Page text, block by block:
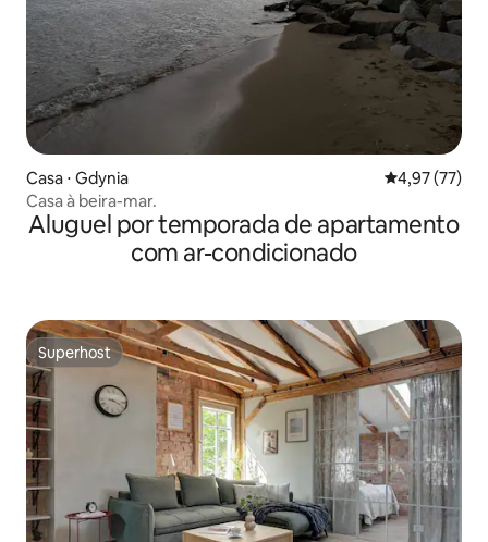
Casa ⋅ Gdynia 4,97 de uma
4,97 (77)
Casa à beira-mar.
Aluguel por temporada de apartamento
com ar-condicionado
Superhost
Superhost